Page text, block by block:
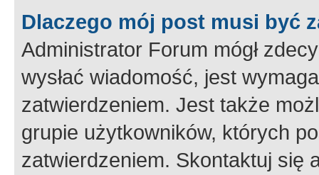
Dlaczego mój post musi być
Administrator Forum mógł
wysłać wiadomość, jest
zatwierdzeniem. Jest także
grupie użytkowników, których
zatwierdzeniem. Skontaktuj się